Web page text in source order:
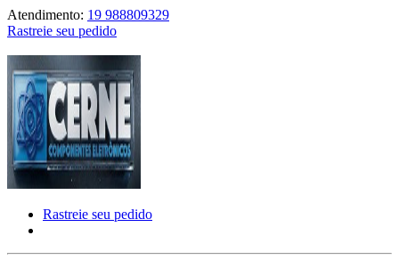
Atendimento: 19 988809329
Rastreie seu pedido
Rastreie seu pedido